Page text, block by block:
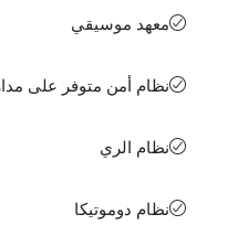
معهد موسيقي
نظام أمن متوفر على
نظام الري
نظام دوموتيكا